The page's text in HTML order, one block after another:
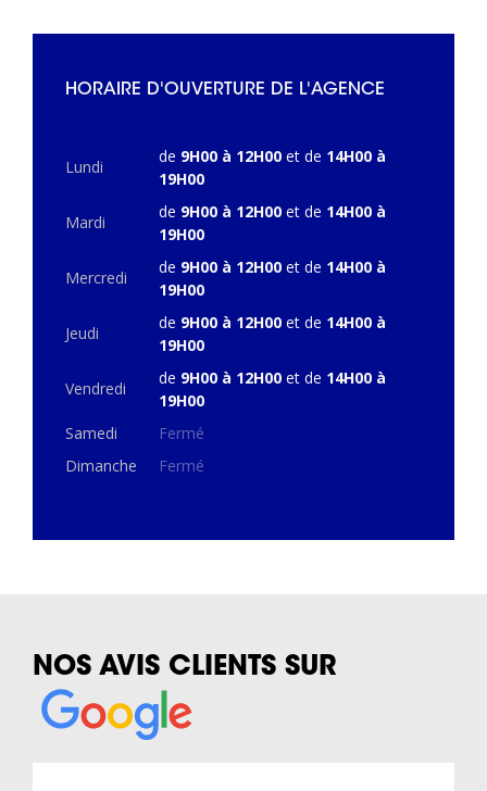
HORAIRE D'OUVERTURE DE L'AGENCE
Lundi
de 9H00 à 12H00 et de 14H00 à
19H00
Mardi
de 9H00 à 12H00 et de 14H00 à
19H00
Mercredi
de 9H00 à 12H00 et de 14H00 à
19H00
Jeudi
de 9H00 à 12H00 et de 14H00 à
19H00
Vendredi
de 9H00 à 12H00 et de 14H00 à
19H00
Samedi
Fermé
Dimanche
Fermé
NOS AVIS CLIENTS SUR